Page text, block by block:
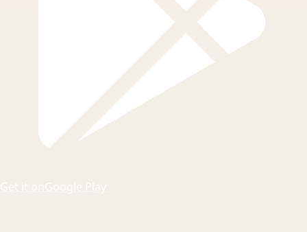
Get it onGoogle Play